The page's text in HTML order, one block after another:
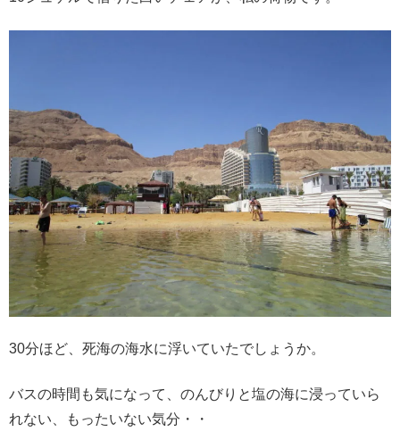
30分ほど、死海の海水に浮いていたでしょうか。
バスの時間も気になって、のんびりと塩の海に浸っていら
れない、もったいない気分・・